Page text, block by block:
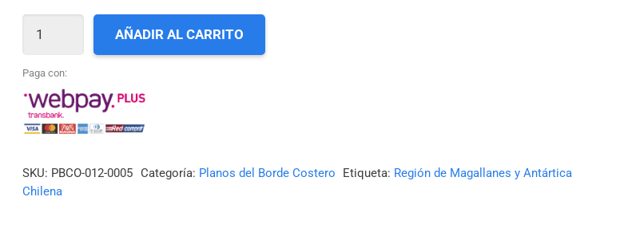
DE
PUNTA
GUAYRABO
RÍO
SANTA
AÑADIR AL CARRITO
Paga con:
SKU: PBCO-012-0005 Categoría: Planos del Borde Costero Etiqueta: Región de Magallanes y Antártica
Chilena